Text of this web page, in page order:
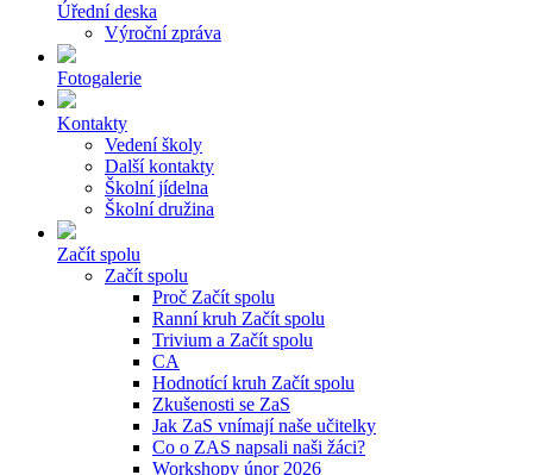
Úřední deska
Výroční zpráva
Fotogalerie
Kontakty
Vedení školy
Další kontakty
Školní jídelna
Školní družina
Začít spolu
Začít spolu
Proč Začít spolu
Ranní kruh Začít spolu
Trivium a Začít spolu
CA
Hodnotící kruh Začít spolu
Zkušenosti se ZaS
Jak ZaS vnímají naše učitelky
Co o ZAS napsali naši žáci?
Workshopy únor 2026